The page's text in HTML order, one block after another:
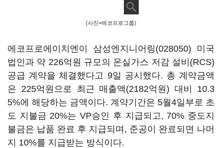
(사진=에코프로그룹)
에코프로에이치엔이 삼성엔지니어링(028050) 미국
법인과 약 226억원 규모의 온실가스 저감 설비(RCS)
공급 계약을 체결했다고 9일 공시했다. 총 계약금액
은 225억원으로 최근 매출액(2182억원) 대비 10.3
5%에 해당하는 금액이다. 계약기간은 5월4일부로 초
도 지불금 20%는 VP승인 후 지급되고, 70% 중도지
불금은 납품 완료 후 지급되며, 준공이 완료되면 나머
지 10%를 지급받는 방식이다.